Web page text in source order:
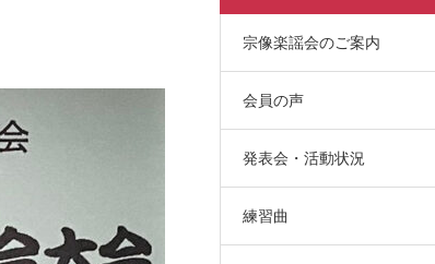
宗像楽謡会のご案内
会員の声
発表会・活動状況
練習曲